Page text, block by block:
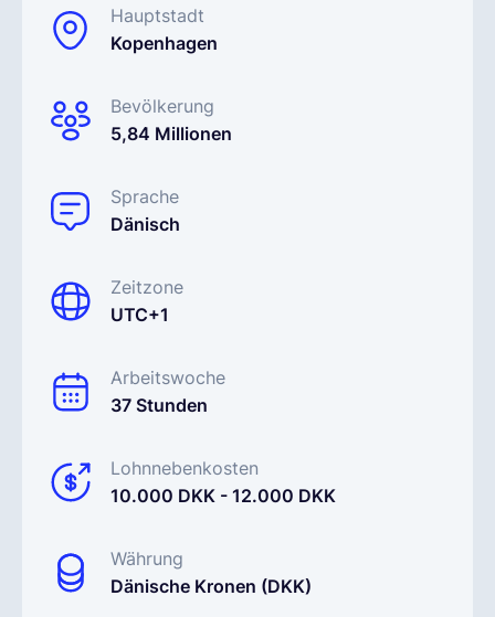
Hauptstadt
Kopenhagen
Bevölkerung
5,84 Millionen
Sprache
Dänisch
Zeitzone
UTC+1
Arbeitswoche
37 Stunden
Lohnnebenkosten
10.000 DKK - 12.000 DKK
Währung
Dänische Kronen (DKK)
Contractor Management